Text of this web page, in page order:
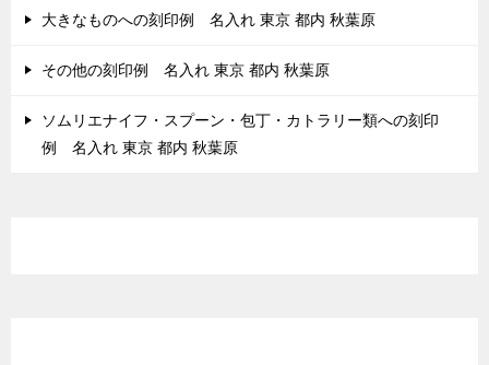
大きなものへの刻印例 名入れ 東京 都内 秋葉原
その他の刻印例 名入れ 東京 都内 秋葉原
ソムリエナイフ・スプーン・包丁・カトラリー類への刻印
例 名入れ 東京 都内 秋葉原